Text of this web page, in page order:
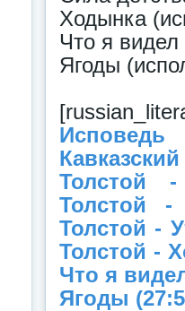
Ходынка
Что я
Ягоды
Исповедь
Толстой
Толстой -
Толстой -
Толстой -
Что я
Ягоды